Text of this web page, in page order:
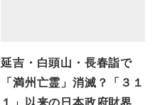
延吉・白頭山・長春詣で
「満州亡霊」消滅？「３１